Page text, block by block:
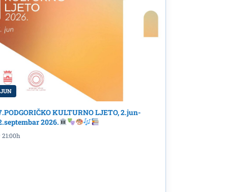
KULTURNO LJETO, 2.jun-
2026.
21:00h